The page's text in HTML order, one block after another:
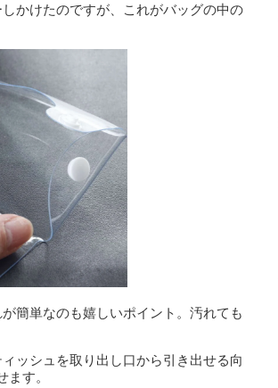
かけたのですが、これがバッグの中の
簡単なのも嬉しいポイント。汚れても
ッシュを取り出し口から引き出せる向
す。